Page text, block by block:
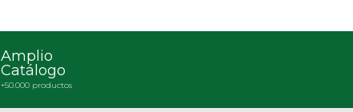
Amplio
Catálogo
+50.000 productos